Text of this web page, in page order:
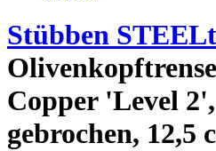
Stübben
Copper 'Level
gebrochen, 12,5